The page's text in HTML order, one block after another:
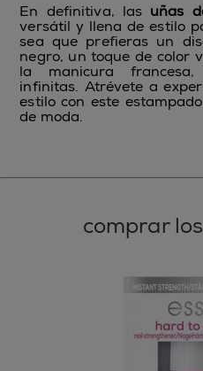
En definitiva, las uñas
versátil y llena de estilo
sea que prefieras un
negro, un toque de color
la manicura
infinitas. Atrévete a
estilo con este
de moda.
comprar